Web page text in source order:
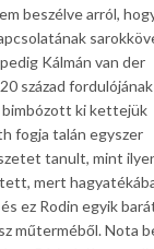
beszélve arról,
Kálmán van der
század fordulójának
bimbózott ki kettejük
fogja talán egyszer
tanult, mint
mert
ez Rodin egyik
műterméből. Nota